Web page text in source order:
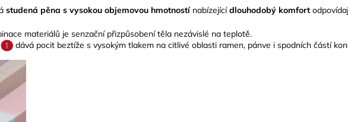
studená pěna s vysokou objemovou hmotnostínabízejícídlouhodobý komfort
materiálů je senzační přizpůsobení těla nezávislé na teplotě.
dává pocit beztíže s vysokým tlakem na citlivé oblasti ramen, pánve i spodních částí